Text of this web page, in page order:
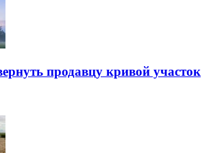
продавцу кривой участок